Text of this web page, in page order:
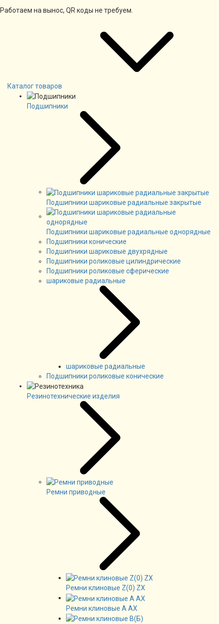
Работаем на вынос, QR коды не требуем.
Каталог товаров
Подшипники
Подшипники шариковые радиальные закрытые
Подшипники шариковые радиальные однорядные
Подшипники конические
Подшипники шариковые двухрядные
Подшипники роликовые цилиндрические
Подшипники роликовые сферические
шариковые радиальные
шариковые радиальные
Подшипники роликовые конические
Резинотехнические изделия
Ремни приводные
Ремни клиновые Z(0) ZX
Ремни клиновые А AX